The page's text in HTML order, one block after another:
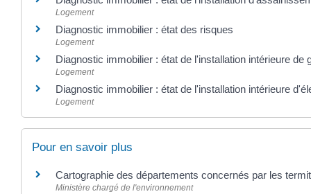
Logement
Diagnostic immobilier : état des risques
Logement
Diagnostic immobilier : état de l'installation intérieure de
Logement
Diagnostic immobilier : état de l'installation intérieure
Logement
Pour en savoir plus
Cartographie des départements concernés par les
Ministère chargé de l'environnement